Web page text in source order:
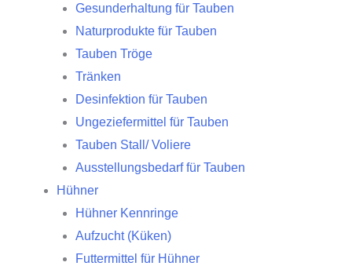
Gesunderhaltung für Tauben
Naturprodukte für Tauben
Tauben Tröge
Tränken
Desinfektion für Tauben
Ungeziefermittel für Tauben
Tauben Stall/ Voliere
Ausstellungsbedarf für Tauben
Hühner
Hühner Kennringe
Aufzucht (Küken)
Futtermittel für Hühner